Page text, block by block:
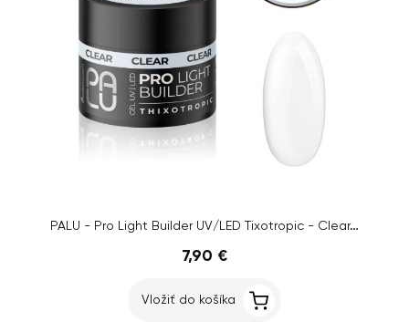
PALU - Pro Light Builder UV/LED Tixotropic - Clear,12g
7,90 €
Vložiť do košíka